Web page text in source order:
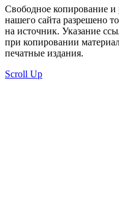
Свободное копирование и
нашего сайта разрешено
на источник. Указание
при копировании
печатные издания.
Scroll Up